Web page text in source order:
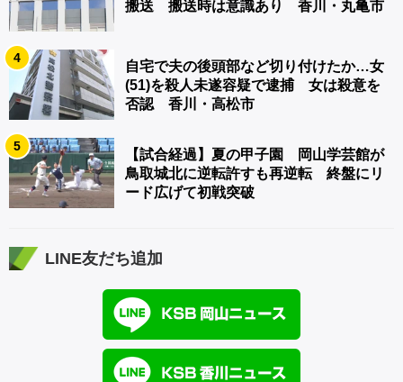
搬送 搬送時は意識あり 香川・丸亀市
4
自宅で夫の後頭部など切り付けたか…女
(51)を殺人未遂容疑で逮捕 女は殺意を
否認 香川・高松市
5
【試合経過】夏の甲子園 岡山学芸館が
鳥取城北に逆転許すも再逆転 終盤にリ
ード広げて初戦突破
LINE友だち追加